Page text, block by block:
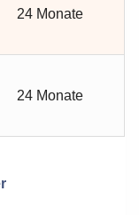
24 Monate
24 Monate